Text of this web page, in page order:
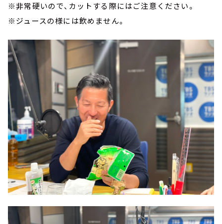
※非常硬いので、カットする際にはご注意ください。
※ジュースの様には飲めません。